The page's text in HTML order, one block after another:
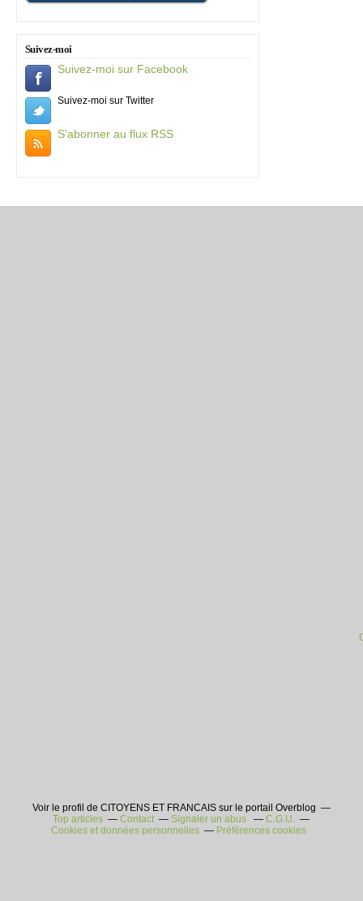
Suivez-moi
Suivez-moi sur Facebook
Suivez-moi sur Twitter
S'abonner au flux RSS
Voir le profil de CITOYENS ET FRANCAIS sur le portail Overblog
Top articles
Contact Signaler un abus
C.G.U.
Cookies et données personnelles
Préférences cookies